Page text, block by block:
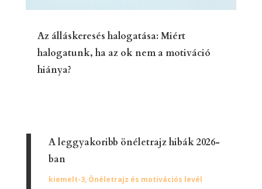
Az álláskeresés halogatása: Miért
halogatunk, ha az ok nem a motiváció
hiánya?
A leggyakoribb önéletrajz hibák 2026-
ban
kiemelt-3, Önéletrajz és motivációs levél